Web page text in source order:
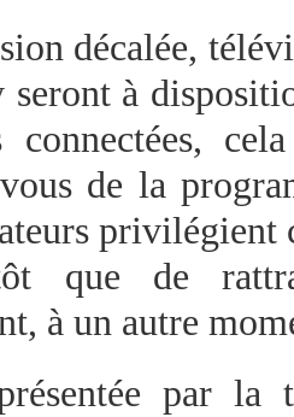
décalée,
seront à
connectées,
de la
privilégient
que de
à un autre
par la